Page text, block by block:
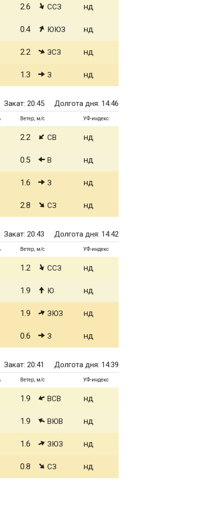
2.6 ССЗ нд
0.4 ЮЮЗ нд
2.2 ЗСЗ нд
1.3 З нд
Закат: 20:45 Долгота дня: 14:46
Ветер, м/с УФ-индекс
2.2 СВ нд
0.5 В нд
1.6 З нд
2.8 СЗ нд
Закат: 20:43 Долгота дня: 14:42
Ветер, м/с УФ-индекс
1.2 ССЗ нд
1.9 Ю нд
1.9 ЗЮЗ нд
0.6 З нд
Закат: 20:41 Долгота дня: 14:39
Ветер, м/с УФ-индекс
1.9 ВСВ нд
1.9 ВЮВ нд
1.6 ЗЮЗ нд
0.8 СЗ нд